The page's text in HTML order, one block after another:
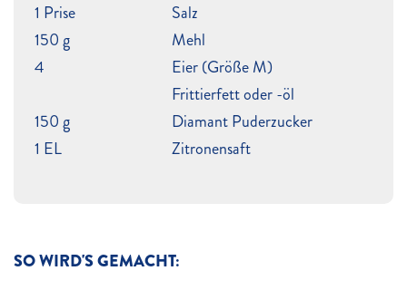
SO WIRD'S GEMACHT:
1 Prise
Salz
150 g
Mehl
4
Eier (Größe M)
Frittierfett oder -öl
150 g
Diamant Puderzucker
1 EL
Zitronensaft